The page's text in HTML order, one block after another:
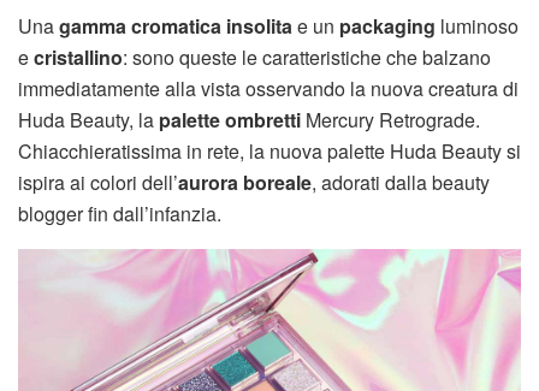
Unagamma cromatica insolitae un packaging luminoso
ecristallino: sono queste le caratteristiche che balzano
immediatamente alla vista osservando la nuova creatura di
Huda Beauty, la palette ombretti Mercury Retrograde.
Chiacchieratissima in rete, la nuova palette Huda Beauty si
ispira ai colori dell’aurora boreale, adorati dalla beauty
blogger fin dall’infanzia.